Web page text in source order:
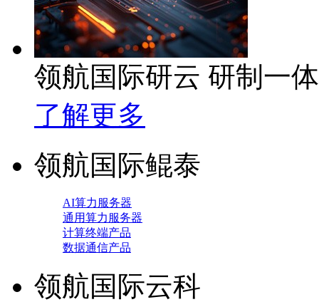
领航国际研云 研制一
了解更多
领航国际鲲泰
AI算力服务器
通用算力服务器
计算终端产品
数据通信产品
领航国际云科